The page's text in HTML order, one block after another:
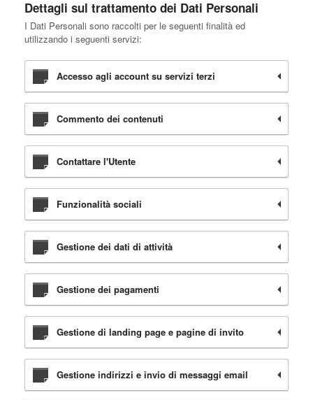
Dettagli sul trattamento dei Dati Personali
I Dati Personali sono raccolti per le seguenti finalità ed
utilizzando i seguenti servizi:
Accesso agli account su servizi terzi
Commento dei contenuti
Contattare l'Utente
Funzionalità sociali
Gestione dei dati di attività
Gestione dei pagamenti
Gestione di landing page e pagine di invito
Gestione indirizzi e invio di messaggi email